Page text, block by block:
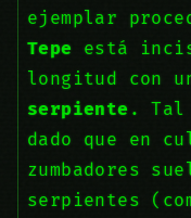
ejemplar
Tepe está
longitud con
serpiente . Tal
dado que en
zumbadores
serpientes